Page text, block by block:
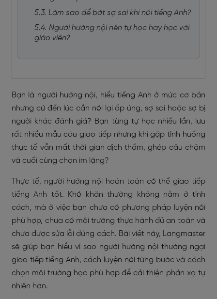
5.3. Làm sao để bớt sợ sai khi nói tiếng Anh?
5.4. Người hướng nội nên tự học hay học với
giáo viên?
Bạn là người hướng nội, hiểu tiếng Anh ở mức cơ bản
nhưng cứ đến lúc cần nói lại ấp úng, sợ sai hoặc sợ bị
người khác đánh giá? Bạn từng tự học nhiều lần, lưu
rất nhiều mẫu câu giao tiếp nhưng khi gặp tình huống
thực tế vẫn mất thời gian dịch thầm, ghép câu chậm
và cuối cùng chọn im lặng?
Thực tế, người hướng nội hoàn toàn có thể giao tiếp
tiếng Anh tốt. Khó khăn thường không nằm ở tính
cách, mà ở việc bạn chưa có phương pháp luyện nói
phù hợp, chưa có môi trường thực hành đủ an toàn và
chưa được sửa lỗi đúng cách. Bài viết này, Langmaster
sẽ giúp bạn hiểu vì sao người hướng nội thường ngại
giao tiếp tiếng Anh, cách luyện nói từng bước và cách
chọn môi trường học phù hợp để cải thiện phản xạ tự
nhiên hơn.